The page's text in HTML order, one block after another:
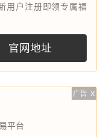
用户注册即领专属福
官网地址
广告 X
平台